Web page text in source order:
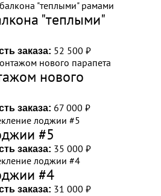
"теплыми"
заказа: 52 500 ₽
нового
заказа: 67 000 ₽
#5
заказа: 35 000 ₽
#4
заказа: 31 000 ₽